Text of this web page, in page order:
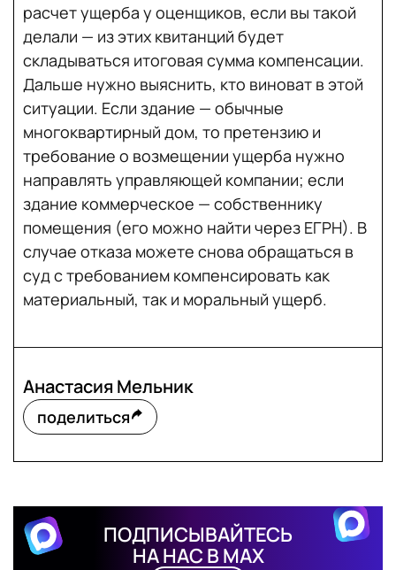
расчет ущерба у оценщиков, если вы такой
делали — из этих квитанций будет
складываться итоговая сумма компенсации.
Дальше нужно выяснить, кто виноват в этой
ситуации. Если здание — обычные
многоквартирный дом, то претензию и
требование о возмещении ущерба нужно
направлять управляющей компании; если
здание коммерческое — собственнику
помещения (его можно найти через ЕГРН). В
случае отказа можете снова обращаться в
суд с требованием компенсировать как
материальный, так и моральный ущерб.
Анастасия Мельник
поделиться
ПОДПИСЫВАЙТЕСЬ
НА НАС В MAX